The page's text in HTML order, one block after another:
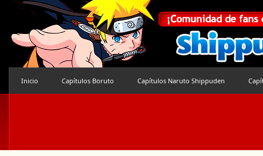
Inicio Capítulos Boruto Capítulos Naruto Shippuden